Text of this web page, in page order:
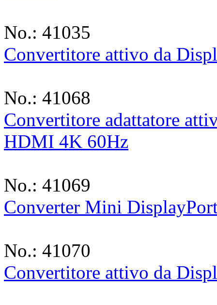
No.: 41035
Convertitore attivo da
No.: 41068
Convertitore adattatore
HDMI 4K 60Hz
No.: 41069
Converter Mini
No.: 41070
Convertitore attivo da